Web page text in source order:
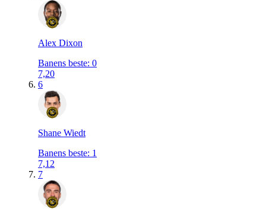
Alex Dixon
Banens beste: 0
7,20
6
Shane Wiedt
Banens beste: 1
7,12
7